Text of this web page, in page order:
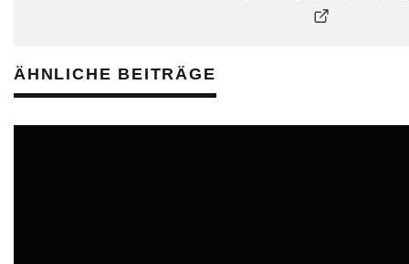
ÄHNLICHE BEITRÄGE